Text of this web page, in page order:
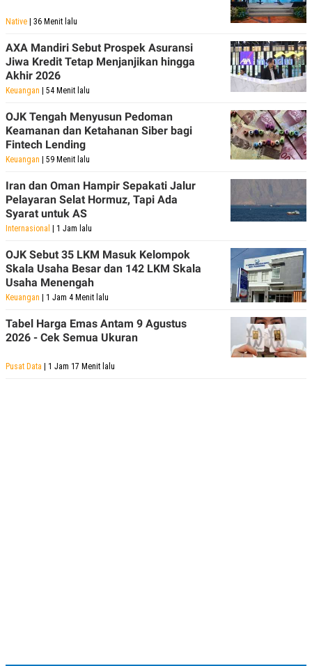
Native | 36 Menit lalu
AXA Mandiri Sebut Prospek Asuransi
Jiwa Kredit Tetap Menjanjikan hingga
Akhir 2026
Keuangan | 54 Menit lalu
OJK Tengah Menyusun Pedoman
Keamanan dan Ketahanan Siber bagi
Fintech Lending
Keuangan | 59 Menit lalu
Iran dan Oman Hampir Sepakati Jalur
Pelayaran Selat Hormuz, Tapi Ada
Syarat untuk AS
Internasional | 1 Jam lalu
OJK Sebut 35 LKM Masuk Kelompok
Skala Usaha Besar dan 142 LKM Skala
Usaha Menengah
Keuangan | 1 Jam 4 Menit lalu
Tabel Harga Emas Antam 9 Agustus
2026 - Cek Semua Ukuran
Pusat Data | 1 Jam 17 Menit lalu